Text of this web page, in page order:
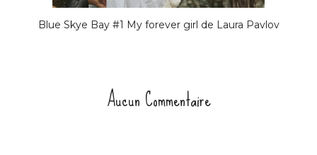
Blue Skye Bay #1 My forever girl de Laura Pavlov
Aucun Commentaire